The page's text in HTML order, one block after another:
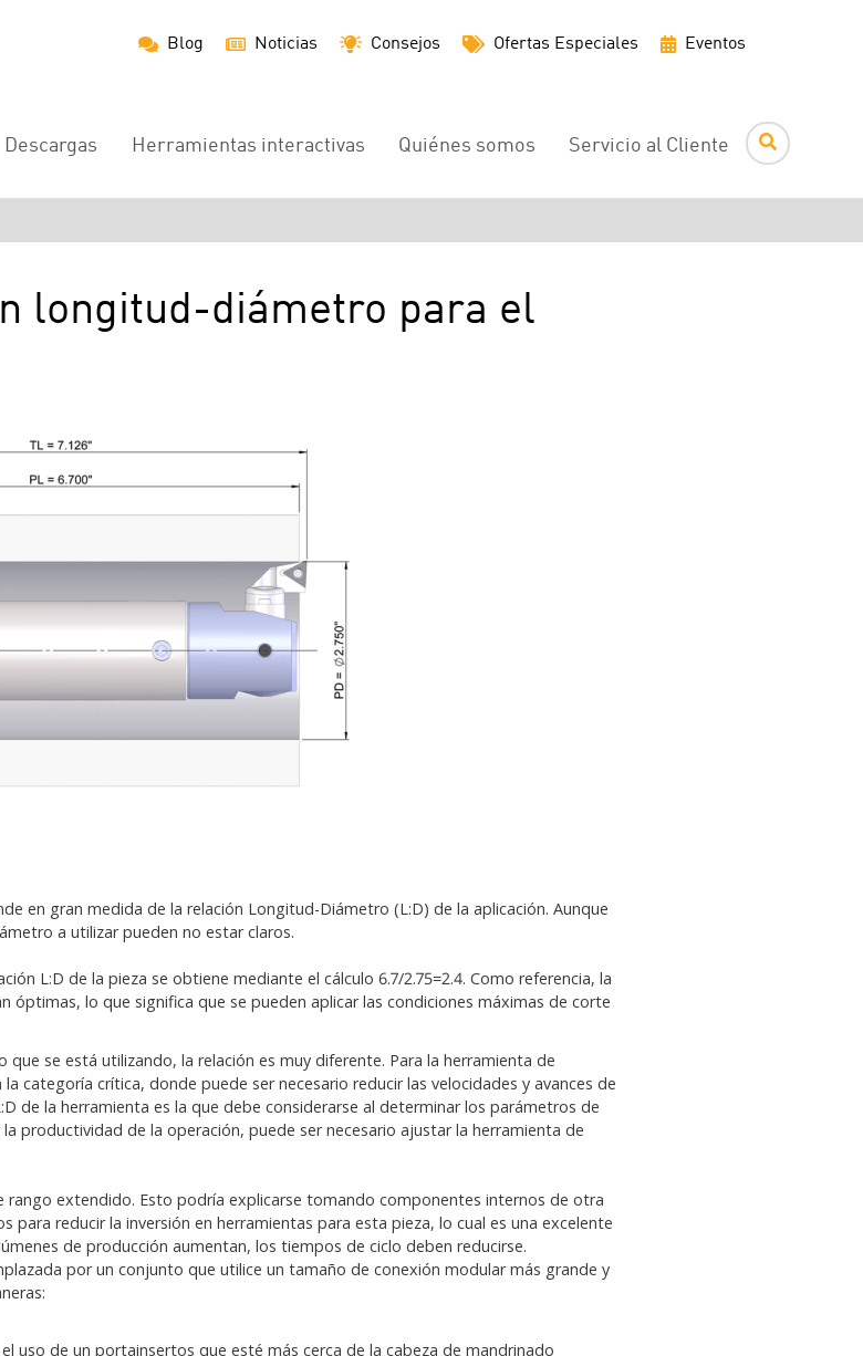
Blog Noticias Consejos Ofertas Especiales Eventos
Descargas Herramientas interactivas Quiénes somos Servicio al Cliente
longitud-diámetro para el
en gran medida de la relación Longitud-Diámetro (L:D) de la aplicación. Aunque
a utilizar pueden no estar claros.
L:D de la pieza se obtiene mediante el cálculo 6.7/2.75=2.4. Como referencia, la
óptimas, lo que significa que se pueden aplicar las condiciones máximas de corte
se está utilizando, la relación es muy diferente. Para la herramienta de
la categoría crítica, donde puede ser necesario reducir las velocidades y avances de
de la herramienta es la que debe considerarse al determinar los parámetros de
productividad de la operación, puede ser necesario ajustar la herramienta de
extendido. Esto podría explicarse tomando componentes internos de otra
reducir la inversión en herramientas para esta pieza, lo cual es una excelente
de producción aumentan, los tiempos de ciclo deben reducirse.
por un conjunto que utilice un tamaño de conexión modular más grande y
uso de un portainsertos que esté más cerca de la cabeza de mandrinado